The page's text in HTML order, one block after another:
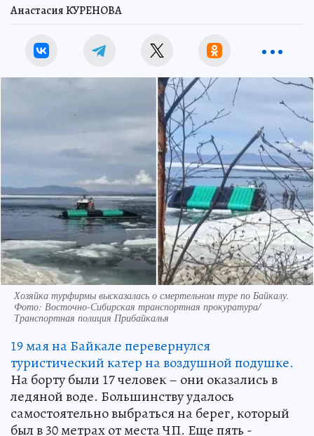
Анастасия КУРЕНОВА
Хозяйка турфирмы высказалась о смертельном туре по Байкалу.
Фото: Восточно-Сибирская транспортная прокуратура/
Транспортная полиция Прибайкалья
19 мая на Байкале перевернулся
туристический катер на воздушной подушке.
На борту были 17 человек – они оказались в
ледяной воде. Большинству удалось
самостоятельно выбраться на берег, который
был в 30 метрах от места ЧП. Еще пять -